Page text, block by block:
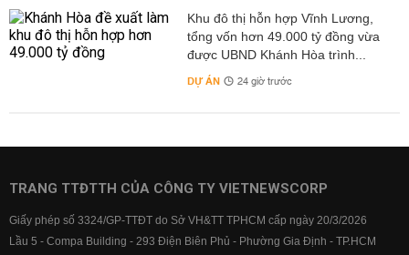
Khu đô thị hỗn hợp Vĩnh Lương,
tổng vốn hơn 49.000 tỷ đồng vừa
được UBND Khánh Hòa trình...
DỰ ÁN 24 giờ trước
TRANG TTĐTTH CỦA CÔNG TY VIETNEWSCORP
Giấy phép số 3324/GP-TTĐT do Sở VH&TT TPHCM cấp ngày 20/3/2026
Lầu 5 - Compa Building - 293 Điện Biên Phủ - Phường Gia Định - TP.HCM